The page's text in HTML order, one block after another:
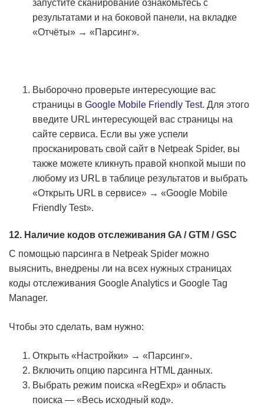
запустите сканирование ознакомьтесь с
результатами и на боковой панели, на вкладке
«Отчёты» → «Парсинг».
Выборочно проверьте интересующие вас
страницы в Google Mobile Friendly Test. Для этого
введите URL интересующей вас страницы на
сайте сервиса. Если вы уже успели
просканировать свой сайт в Netpeak Spider, вы
также можете кликнуть правой кнопкой мыши по
любому из URL в таблице результатов и выбрать
«Открыть URL в сервисе» → «Google Mobile
Friendly Test».
12. Наличие кодов отслеживания GA / GTM / GSC
С помощью парсинга в Netpeak Spider можно
выяснить, внедрены ли на всех нужных страницах
коды отслеживания Google Analytics и Google Tag
Manager.
Чтобы это сделать, вам нужно:
Открыть «Настройки» → «Парсинг».
Включить опцию парсинга HTML данных.
Выбрать режим поиска «RegExp» и область
поиска — «Весь исходный код».